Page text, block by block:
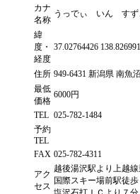
カナ
名称
うっでぃ いん すず
緯
度・
経度
37.02764426
住所 949-6431 新潟県 南魚
最低
価格
6000円
TEL 025-782-1484
予約
TEL
FAX 025-782-4311
アク
セス
越後湯沢駅より上越
国際スキー場前駅徒